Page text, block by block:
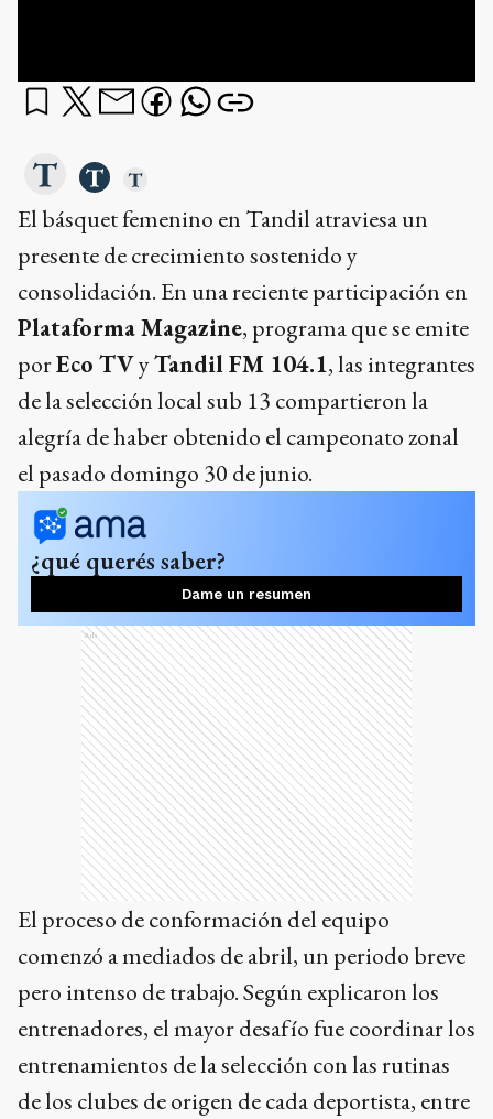
El básquet femenino en Tandil atraviesa un
presente de crecimiento sostenido y
consolidación. En una reciente participación en
Plataforma Magazine, programa que se emite
porEco TVyTandil FM 104.1, las integrantes
de la selección local sub 13 compartieron la
alegría de haber obtenido el campeonato zonal
el pasado domingo 30 de junio.
¿qué querés saber?
Dame un resumen
Ads
El proceso de conformación del equipo
comenzó a mediados de abril, un periodo breve
pero intenso de trabajo. Según explicaron los
entrenadores, el mayor desafío fue coordinar los
entrenamientos de la selección con las rutinas
de los clubes de origen de cada deportista, entre